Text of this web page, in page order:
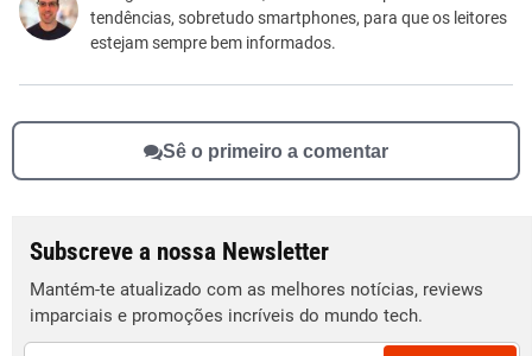
Outro
tendências, sobretudo smartphones, para que os leitores
estejam sempre bem informados.
Sê o primeiro a comentar
Subscreve a nossa Newsletter
Mantém-te atualizado com as melhores notícias, reviews
imparciais e promoções incríveis do mundo tech.